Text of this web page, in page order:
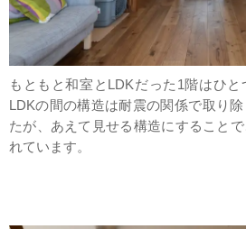
もともと和室とLDKだった1階はひ
LDKの間の構造は耐震の関係で取り
たが、あえて見せる構造にすること
れています。